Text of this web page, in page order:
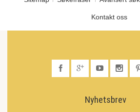
Kontakt oss
Nyhetsbrev